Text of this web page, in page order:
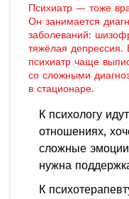
Психиатр — тоже
Он занимается
заболеваний:
тяжёлая депрессия.
психиатр чаще
со сложными
в стационаре.
К психологу
отношениях,
сложные
нужна
К